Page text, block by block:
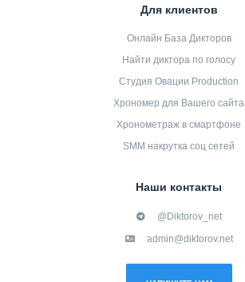
Для клиентов
Онлайн База Дикторов
Найти диктора по голосу
Студия Овации Production
Хрономер для Вашего сайта
Хронометраж в смартфоне
SMM накрутка соц сетей
Наши контакты
@Diktorov_net
admin@diktorov.net